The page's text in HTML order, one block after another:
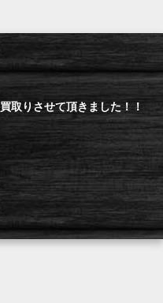
取りさせて頂きました！！